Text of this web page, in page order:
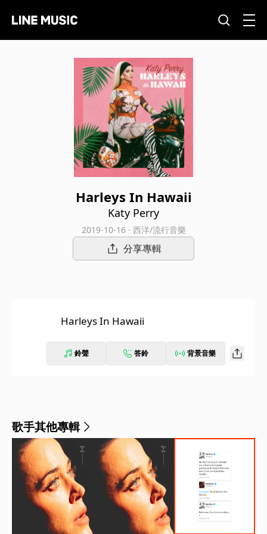
Harleys In Hawaii
Katy Perry
2019-10-16 · 西洋/流行音樂
分享專輯
Harleys In Hawaii
鈴聲 答鈴 背景音樂
歌手其他專輯